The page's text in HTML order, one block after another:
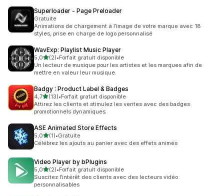
Superloader ‑ Page Preloader
Gratuite
Animations de chargement à l’image de votre marque avec 18
styles, prise en charge de logo personnalisé
WavExp: Playlist Music Player
5,0étoile(s) sur 5
(2)
2 avis au total
•Forfait gratuit disponible
Un lecteur de musique pour les artistes et les marques afin de
mettre en valeur leur musique.
Badgy : Product Label & Badges
4,7étoile(s) sur 5
(13)
13 avis au total
•Forfait gratuit disponible
Attirez les clients et stimulez les ventes avec des badges
promotionnels dynamiques
ASE Animated Store Effects
5,0étoile(s) sur 5
(1)
1 avis au total
•Gratuite
Célébrez les ajouts au panier avec des effets animés
Video Player by bPlugins
5,0étoile(s) sur 5
(2)
2 avis au total
•Forfait gratuit disponible
Suscitez l’intérêt des clients avec des lecteurs vidéo
personnalisables